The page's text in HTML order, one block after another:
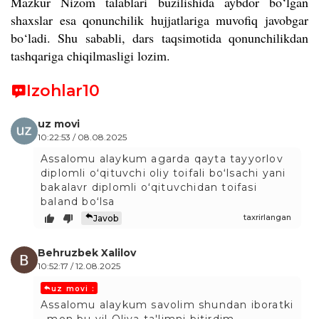
shaxslar esa qonunchilik hujjatlariga muvofiq javobgar
bo‘ladi. Shu sababli, dars taqsimotida qonunchilikdan
tashqariga chiqilmasligi lozim.
Izohlar10
uz movi
10:22:53 / 08.08.2025
Assalomu alaykum agarda qayta tayyorlov
diplomli oʻqituvchi oliy toifali boʻlsachi yani
bakalavr diplomli oʻqituvchidan toifasi
baland boʻlsa
taxrirlangan
Javob
Behruzbek Xalilov
10:52:17 / 12.08.2025
uz movi :
Assalomu alaykum savolim shundan iboratki